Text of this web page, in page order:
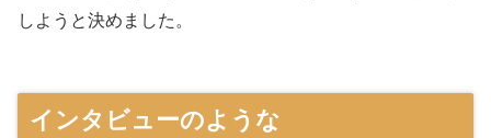
しようと決めました。
インタビューのような